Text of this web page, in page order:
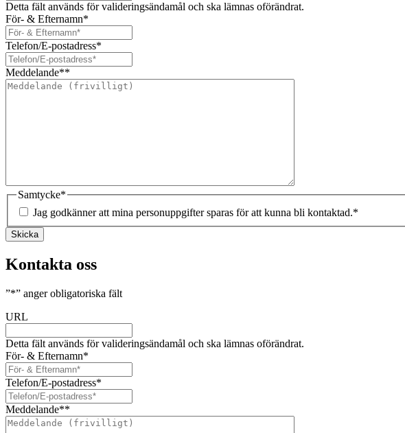
Detta fält används för valideringsändamål och ska lämnas oförändrat.
För- & Efternamn*
Telefon/E-postadress*
Meddelande**
Samtycke*
Jag godkänner att mina personuppgifter sparas för att kunna bli kontaktad.*
Skicka
Kontakta oss
”*” anger obligatoriska fält
URL
Detta fält används för valideringsändamål och ska lämnas oförändrat.
För- & Efternamn*
Telefon/E-postadress*
Meddelande**